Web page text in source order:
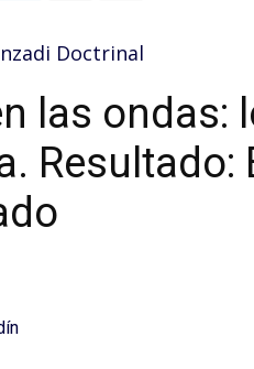
Doctrinal
las
Resultado: